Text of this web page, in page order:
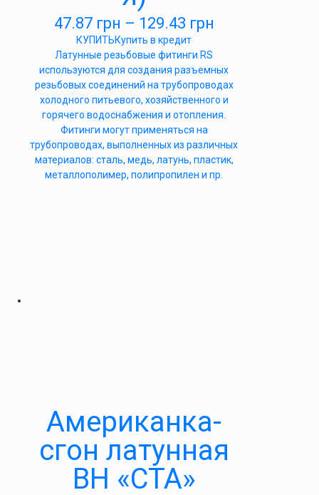
47.87 грн – 129.43 грн
КУПИТЬКупить в кредит
Латунные резьбовые фитинги RS
используются для создания разъемных
резьбовых соединений на трубопроводах
холодного питьевого, хозяйственного и
горячего водоснабжения и отопления.
Фитинги могут применяться на
трубопроводах, выполненных из различных
материалов: сталь, медь, латунь, пластик,
металлополимер, полипропилен и пр.
Американка-
сгон латунная
ВН «СТА»